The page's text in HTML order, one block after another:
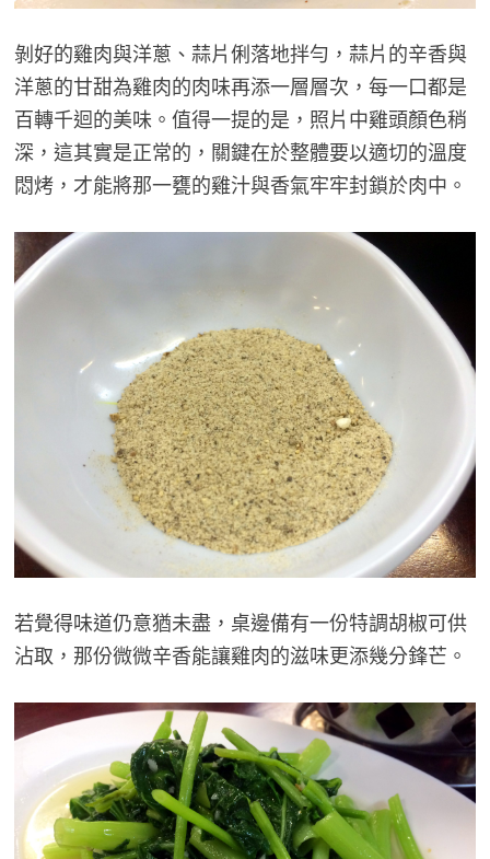
剝好的雞肉與洋蔥、蒜片俐落地拌勻，蒜片的辛香與
洋蔥的甘甜為雞肉的肉味再添一層層次，每一口都是
百轉千迴的美味。值得一提的是，照片中雞頭顏色稍
深，這其實是正常的，關鍵在於整體要以適切的溫度
悶烤，才能將那一甕的雞汁與香氣牢牢封鎖於肉中。
若覺得味道仍意猶未盡，桌邊備有一份特調胡椒可供
沾取，那份微微辛香能讓雞肉的滋味更添幾分鋒芒。